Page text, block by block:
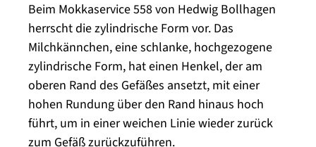
Beim Mokkaservice 558 von Hedwig Bollhagen
herrscht die zylindrische Form vor. Das
Milchkännchen, eine schlanke, hochgezogene
zylindrische Form, hat einen Henkel, der am
oberen Rand des Gefäßes ansetzt, mit einer
hohen Rundung über den Rand hinaus hoch
führt, um in einer weichen Linie wieder zurück
zum Gefäß zurückzuführen.